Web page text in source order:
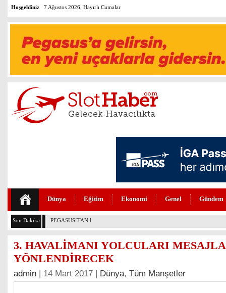
Hoşgeldiniz 7 Ağustos 2026, Hayırlı Cumalar
Dünya Eğitim Ekonomi Genel Gündem
Son Dakika PEGASUS’TAN HUKUKTA YAPAY ZEKA DEVRİMİ
3. HAVALİMANI YOLCULARI MESAJLA
YÖNLENDİRECEK
admin | 14 Mart 2017 | Dünya, Tüm Manşetler